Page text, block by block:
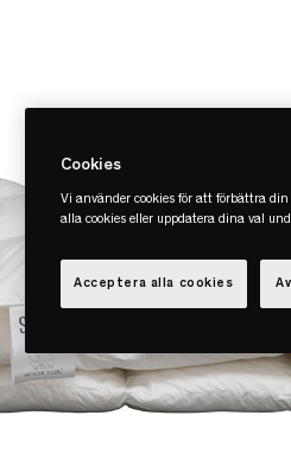
Cookies
Vi använder cookies för att förbättra
alla cookies eller uppdatera dina val
Acceptera alla cookies